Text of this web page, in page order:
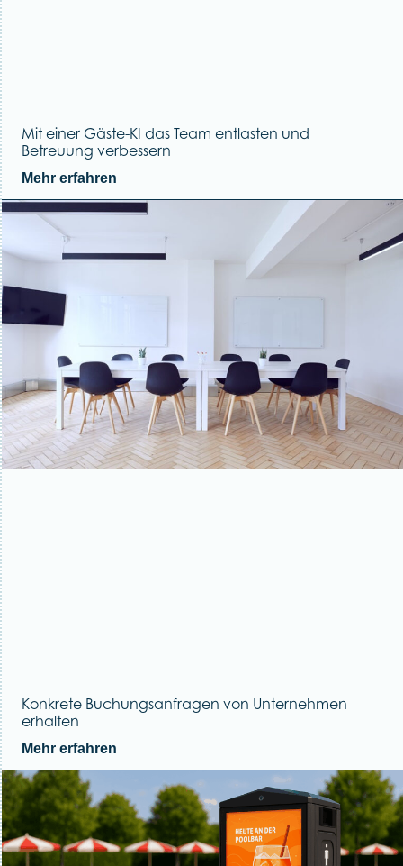
Mit einer Gäste-KI das Team entlasten und
Betreuung verbessern
Mehr erfahren
Konkrete Buchungsanfragen von Unternehmen
erhalten
Mehr erfahren